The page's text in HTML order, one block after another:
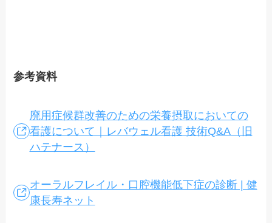
参考資料
廃用症候群改善のための栄養摂取においての
看護について｜レバウェル看護 技術Q&A（旧
ハテナース）
オーラルフレイル・口腔機能低下症の診断 | 健
康長寿ネット